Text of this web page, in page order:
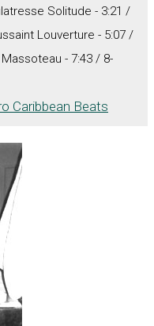
Solitude - 3:21 /
Louverture - 5:07 /
- 7:43 / 8-
Caribbean Beats